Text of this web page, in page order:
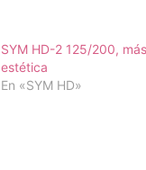
SYM HD-2 125/200,
estética
En «SYM HD»